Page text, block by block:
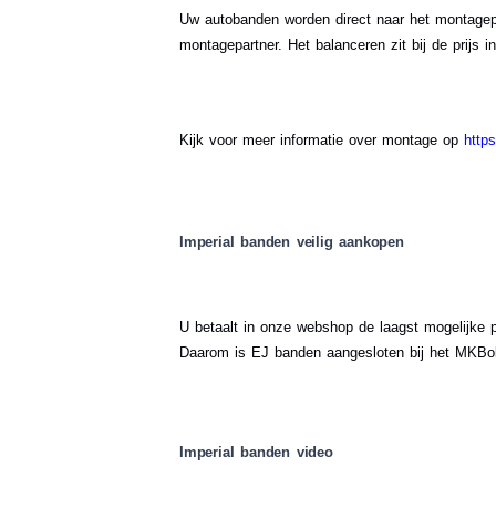
Uw autobanden worden direct naar het
montagepartner. Het balanceren zit bij de prijs
Kijk voor meer informatie over montage op
Imperial banden veilig aankopen
U betaalt in onze webshop de laagst
Daarom is EJ banden aangesloten bij het
Imperial banden video